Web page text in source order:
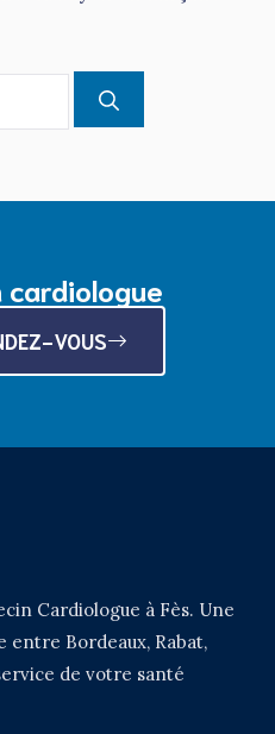
cardiologue
VOUS
Cardiologue à Fès. Une
entre Bordeaux, Rabat,
de votre santé